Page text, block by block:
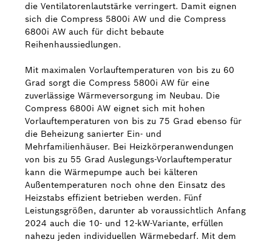
die Ventilatorenlautstärke verringert. Damit eignen
sich die Compress 5800i AW und die Compress
6800i AW auch für dicht bebaute
Reihenhaussiedlungen.
Mit maximalen Vorlauftemperaturen von bis zu 60
Grad sorgt die Compress 5800i AW für eine
zuverlässige Wärmeversorgung im Neubau. Die
Compress 6800i AW eignet sich mit hohen
Vorlauftemperaturen von bis zu 75 Grad ebenso für
die Beheizung sanierter Ein- und
Mehrfamilienhäuser. Bei Heizkörperanwendungen
von bis zu 55 Grad Auslegungs-Vorlauftemperatur
kann die Wärmepumpe auch bei kälteren
Außentemperaturen noch ohne den Einsatz des
Heizstabs effizient betrieben werden. Fünf
Leistungsgrößen, darunter ab voraussichtlich Anfang
2024 auch die 10- und 12-kW-Variante, erfüllen
nahezu jeden individuellen Wärmebedarf. Mit dem